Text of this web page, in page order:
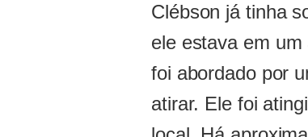
Clébson já tinha
ele estava em
foi abordado por
atirar. Ele foi